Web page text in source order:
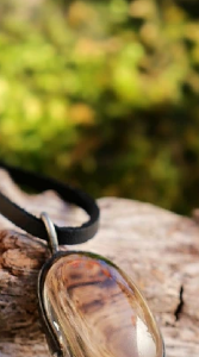
Záhněda
Přívěsek se záhnědou